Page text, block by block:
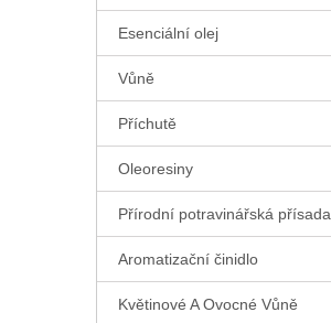
Esenciální olej
Vůně
Příchutě
Oleoresiny
Přírodní potravinářská přísada
Aromatizační činidlo
Květinové A Ovocné Vůně